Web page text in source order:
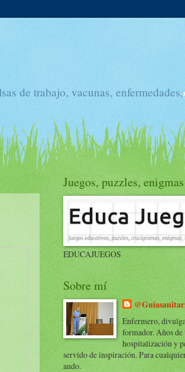
de trabajo, vacunas,
Juegos, puzzles,
EDUCAJUEGOS
Sobre mí
Enfermero,
formador. Años
hospitalización y
servido de inspiración. Para
ando.